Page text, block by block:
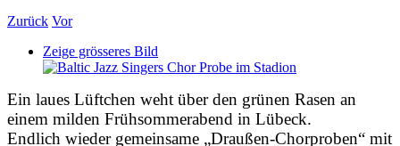
Zurück Vor
Zeige grösseres Bild
Ein laues Lüftchen weht über den grünen Rasen an
einem milden Frühsommerabend in Lübeck.
Endlich wieder gemeinsame „Draußen-Chorproben“ mit